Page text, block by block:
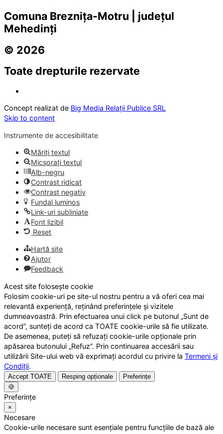
Comuna Breznița-Motru | județul
Mehedinți
© 2026
Toate drepturile rezervate
Concept realizat de Big Media Relații Publice SRL
Skip to content
Instrumente de accesibilitate
Măriți textul
Micșorați textul
Alb-negru
Contrast ridicat
Contrast negativ
Fundal luminos
Link-uri subliniate
Font lizibil
Reset
Hartă site
Ajutor
Feedback
Acest site folosește cookie
Folosim cookie-uri pe site-ul nostru pentru a vă oferi cea mai
relevantă experiență, reținând preferințele și vizitele
dumneavoastră. Prin efectuarea unui click pe butonul „Sunt de
acord”, sunteți de acord ca TOATE cookie-urile să fie utilizate.
De asemenea, puteți să refuzați cookie-urile opționale prin
apăsarea butonului „Refuz”. Prin continuarea accesării sau
utilizării Site-ului web vă exprimați acordul cu privire la Termeni și
Condiții.
Accept TOATE Resping opționale
Preferințe
🍪
Preferințe
×
Necesare
Cookie-urile necesare sunt esențiale pentru funcțiile de bază ale